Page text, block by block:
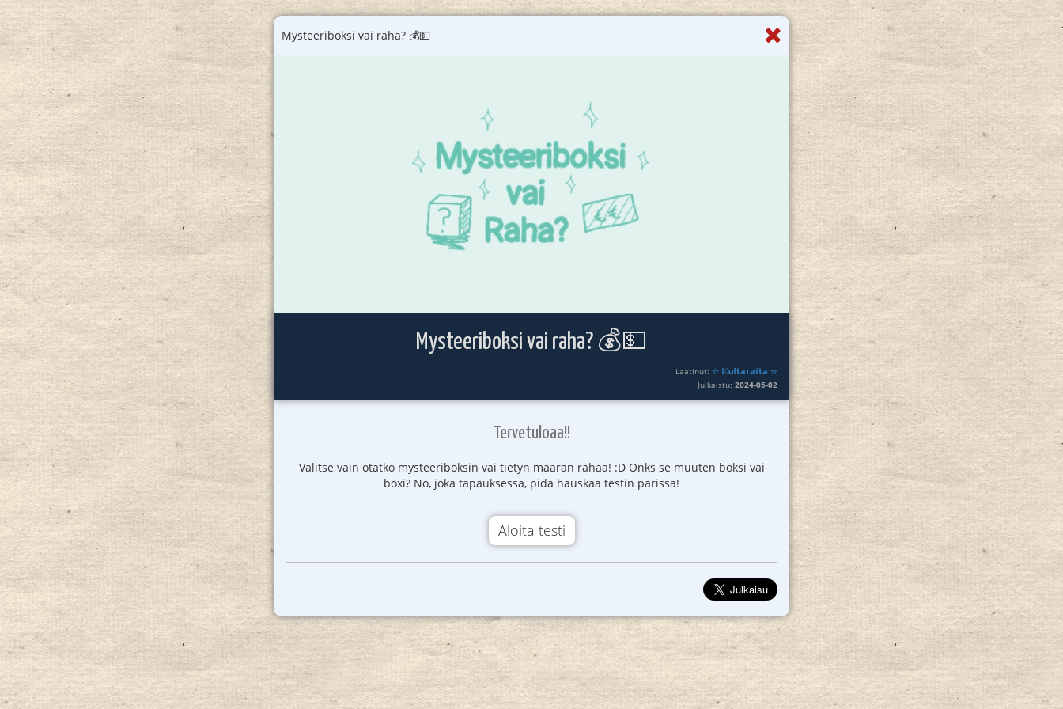
Mysteeriboksi vai raha? 💰💵
Mysteeriboksi vai raha? 💰💵
Laatinut:☆ 𝕂𝕦𝕝𝕥𝕒𝕣𝕒𝕚𝕥𝕒 ☆
Julkaistu:2024-05-02
Tervetuloaa!!
Valitse vain otatko mysteeriboksin vai tietyn määrän rahaa! :D Onks se muuten boksi vai
boxi? No, joka tapauksessa, pidä hauskaa testin parissa!
Aloita testi